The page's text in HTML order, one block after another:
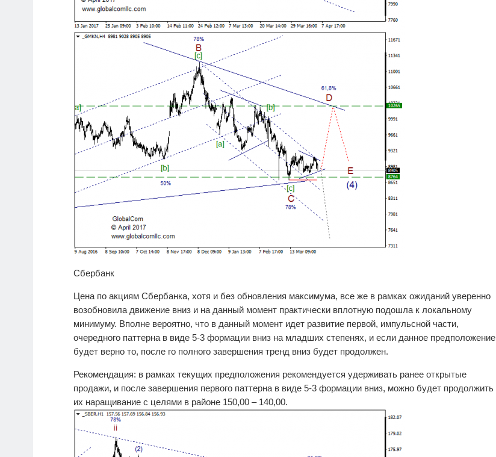
Сбербанк
Цена по акциям Сбербанка, хотя и без обновления максимума, все же в рамках ожиданий уверенно
возобновила движение вниз и на данный момент практически вплотную подошла к локальному
минимуму. Вполне вероятно, что в данный момент идет развитие первой, импульсной части,
очередного паттерна в виде 5-3 формации вниз на младших степенях, и если данное предположение
будет верно то, после го полного завершения тренд вниз будет продолжен.
Рекомендация: в рамках текущих предположения рекомендуется удерживать ранее открытые
продажи, и после завершения первого паттерна в виде 5-3 формации вниз, можно будет продолжить
их наращивание с целями в районе 150,00 – 140,00.